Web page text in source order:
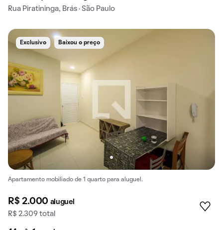
Rua Piratininga, Brás · São Paulo
Exclusivo Baixou o preço
Apartamento mobiliado de 1 quarto para aluguel.
R$ 2.000 aluguel
R$ 2.309 total